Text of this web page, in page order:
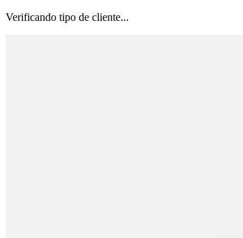
Verificando tipo de cliente...